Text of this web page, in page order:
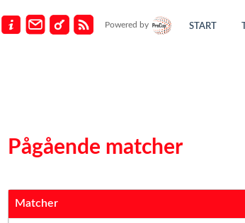
Powered by START
Pågående matcher
Matcher